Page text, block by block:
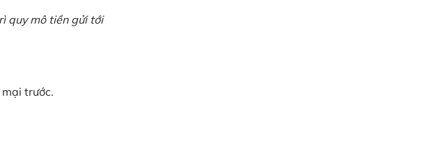
quy mô tiền gửi tới
trước.